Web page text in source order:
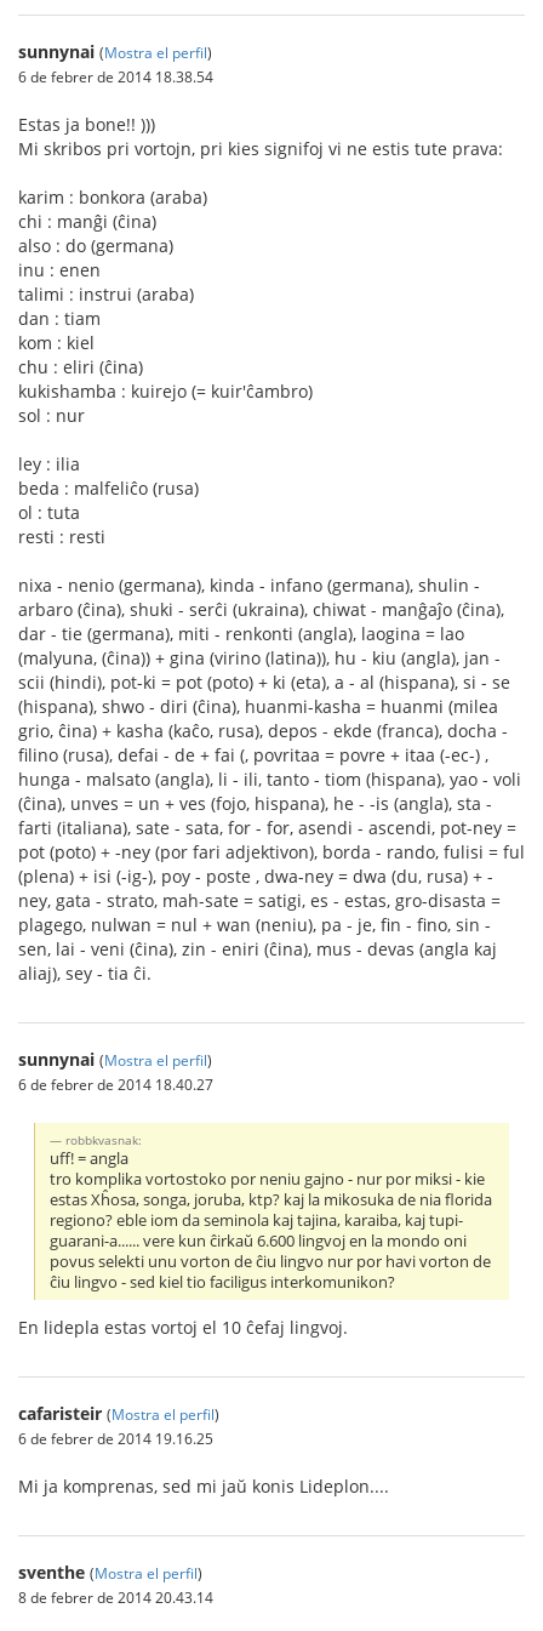
sunnynai (Mostra el perfil)
6 de febrer de 2014 18.38.54
Estas ja bone!! )))
Mi skribos pri vortojn, pri kies signifoj vi ne estis tute prava:
karim : bonkora (araba)
chi : manĝi (ĉina)
also : do (germana)
inu : enen
talimi : instrui (araba)
dan : tiam
kom : kiel
chu : eliri (ĉina)
kukishamba : kuirejo (= kuir'ĉambro)
sol : nur
ley : ilia
beda : malfeliĉo (rusa)
ol : tuta
resti : resti
nixa - nenio (germana), kinda - infano (germana), shulin -
arbaro (ĉina), shuki - serĉi (ukraina), chiwat - manĝaĵo (ĉina),
dar - tie (germana), miti - renkonti (angla), laogina = lao
(malyuna, (ĉina)) + gina (virino (latina)), hu - kiu (angla), jan -
scii (hindi), pot-ki = pot (poto) + ki (eta), a - al (hispana), si - se
(hispana), shwo - diri (ĉina), huanmi-kasha = huanmi (milea
grio, ĉina) + kasha (kaĉo, rusa), depos - ekde (franca), docha -
filino (rusa), defai - de + fai (, povritaa = povre + itaa (-ec-) ,
hunga - malsato (angla), li - ili, tanto - tiom (hispana), yao - voli
(ĉina), unves = un + ves (fojo, hispana), he - -is (angla), sta -
farti (italiana), sate - sata, for - for, asendi - ascendi, pot-ney =
pot (poto) + -ney (por fari adjektivon), borda - rando, fulisi = ful
(plena) + isi (-ig-), poy - poste , dwa-ney = dwa (du, rusa) + -
ney, gata - strato, mah-sate = satigi, es - estas, gro-disasta =
plagego, nulwan = nul + wan (neniu), pa - je, fin - fino, sin -
sen, lai - veni (ĉina), zin - eniri (ĉina), mus - devas (angla kaj
aliaj), sey - tia ĉi.
sunnynai (Mostra el perfil)
6 de febrer de 2014 18.40.27
robbkvasnak:
uff! = angla
tro komplika vortostoko por neniu gajno - nur por miksi - kie
estas Xĥosa, songa, joruba, ktp? kaj la mikosuka de nia florida
regiono? eble iom da seminola kaj tajina, karaiba, kaj tupi-
guarani-a...... vere kun ĉirkaŭ 6.600 lingvoj en la mondo oni
povus selekti unu vorton de ĉiu lingvo nur por havi vorton de
ĉiu lingvo - sed kiel tio faciligus interkomunikon?
En lidepla estas vortoj el 10 ĉefaj lingvoj.
cafaristeir (Mostra el perfil)
6 de febrer de 2014 19.16.25
Mi ja komprenas, sed mi jaŭ konis Lideplon....
sventhe (Mostra el perfil)
8 de febrer de 2014 20.43.14